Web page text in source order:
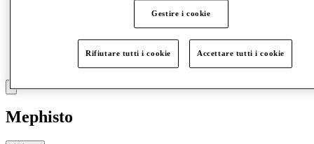
Mephisto
Gestire i cookie
Rifiutare tutti i cookie Accettare tutti i cookie